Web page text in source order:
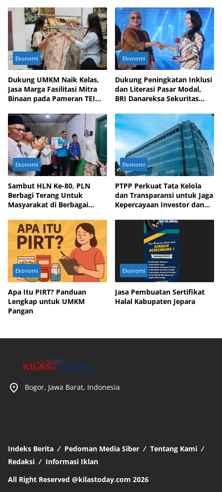
Ekonomi
Dukung UMKM Naik Kelas,
Jasa Marga Fasilitasi Mitra
Binaan pada Pameran TEI
Ekonomi
Dukung Peningkatan Inklusi
dan Literasi Pasar Modal,
BRI Danareksa Sekuritas
Ekonomi
Sambut HLN Ke-80, PLN
Berbagi Terang Untuk
Masyarakat di Berbagai
Ekonomi
PTPP Perkuat Tata Kelola
dan Transparansi untuk Jaga
Kepercayaan Investor dan
Ekonomi
Apa Itu PIRT? Panduan
Lengkap untuk UMKM
Pangan
Ekonomi
Jasa Pembuatan Sertifikat
Halal Kabupaten Jepara
Bogor, Jawa Barat, Indonesia
Indeks Berita Pedoman Media Siber
Tentang Kami
Redaksi
Informasi Iklan
All Right Reserved @kilastoday.com 2026